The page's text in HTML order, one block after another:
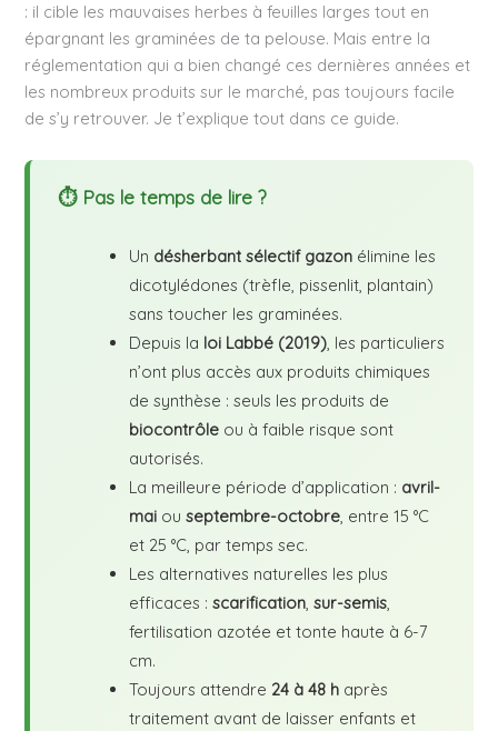
: il cible les mauvaises herbes à feuilles larges tout en
épargnant les graminées de ta pelouse. Mais entre la
réglementation qui a bien changé ces dernières années et
les nombreux produits sur le marché, pas toujours facile
de s’y retrouver. Je t’explique tout dans ce guide.
⏱ Pas le temps de lire ?
Un désherbant sélectif gazon élimine les
dicotylédones (trèfle, pissenlit, plantain)
sans toucher les graminées.
Depuis la loi Labbé (2019), les particuliers
n’ont plus accès aux produits chimiques
de synthèse : seuls les produits de
biocontrôle ou à faible risque sont
autorisés.
La meilleure période d’application : avril-
mai ouseptembre-octobre, entre 15 °C
et 25 °C, par temps sec.
Les alternatives naturelles les plus
efficaces :scarification,sur-semis,
fertilisation azotée et tonte haute à 6-7
cm.
Toujours attendre 24 à 48 h après
traitement avant de laisser enfants et